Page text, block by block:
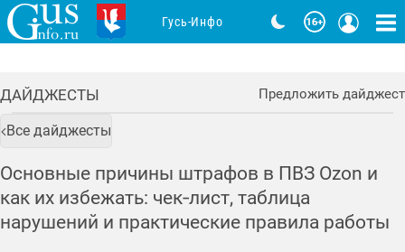
ДАЙДЖЕСТЫ Предложить дайджест
Все дайджесты
Основные причины штрафов в ПВЗ Ozon и
как их избежать: чек‑лист, таблица
нарушений и практические правила работы
Гусь-Инфо